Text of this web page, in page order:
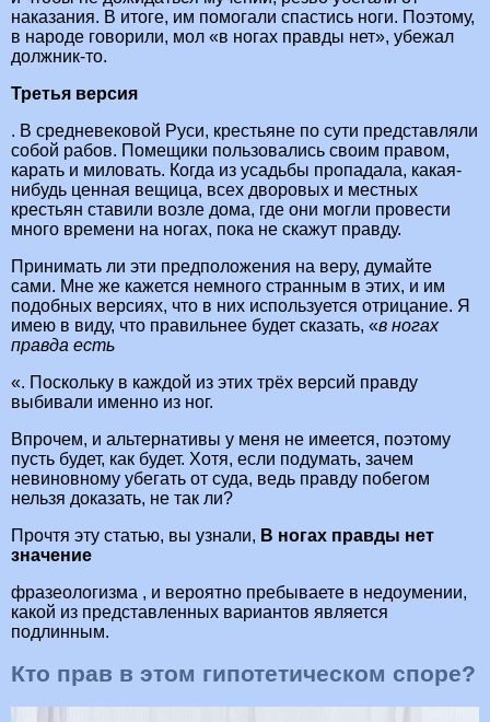
наказания. В итоге, им помогали спастись ноги. Поэтому,
в народе говорили, мол «в ногах правды нет», убежал
должник-то.
Третья версия
. В средневековой Руси, крестьяне по сути представляли
собой рабов. Помещики пользовались своим правом,
карать и миловать. Когда из усадьбы пропадала, какая-
нибудь ценная вещица, всех дворовых и местных
крестьян ставили возле дома, где они могли провести
много времени на ногах, пока не скажут правду.
Принимать ли эти предположения на веру, думайте
сами. Мне же кажется немного странным в этих, и им
подобных версиях, что в них используется отрицание. Я
имею в виду, что правильнее будет сказать, «в ногах
правда есть
«. Поскольку в каждой из этих трёх версий правду
выбивали именно из ног.
Впрочем, и альтернативы у меня не имеется, поэтому
пусть будет, как будет. Хотя, если подумать, зачем
невиновному убегать от суда, ведь правду побегом
нельзя доказать, не так ли?
Прочтя эту статью, вы узнали, В ногах правды нет
значение
фразеологизма , и вероятно пребываете в недоумении,
какой из представленных вариантов является
подлинным.
Кто прав в этом гипотетическом споре?